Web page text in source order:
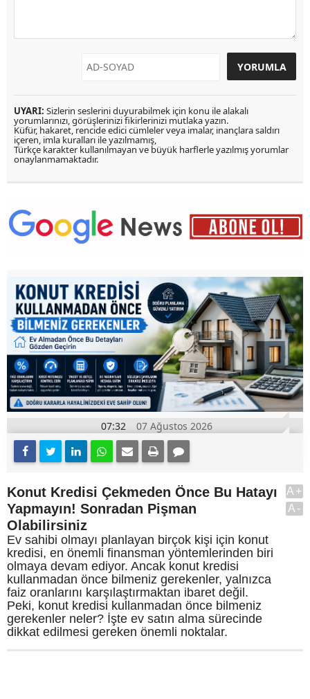
UYARI: Sizlerin seslerini duyurabilmek için konu ile alakalı
yorumlarınızı, görüşlerinizi fikirlerinizi mutlaka yazın.
Küfür, hakaret, rencide edici cümleler veya imalar, inançlara saldırı
içeren, imla kuralları ile yazılmamış,
Türkçe karakter kullanılmayan ve büyük harflerle yazılmış yorumlar
onaylanmamaktadır.
07:32 07 Ağustos 2026
Konut Kredisi Çekmeden Önce Bu Hatayı
Yapmayın! Sonradan Pişman
Olabilirsiniz
Ev sahibi olmayı planlayan birçok kişi için konut
kredisi, en önemli finansman yöntemlerinden biri
olmaya devam ediyor. Ancak konut kredisi
kullanmadan önce bilmeniz gerekenler, yalnızca
faiz oranlarını karşılaştırmaktan ibaret değil.
Peki, konut kredisi kullanmadan önce bilmeniz
gerekenler neler? İşte ev satın alma sürecinde
dikkat edilmesi gereken önemli noktalar.
A+
A-